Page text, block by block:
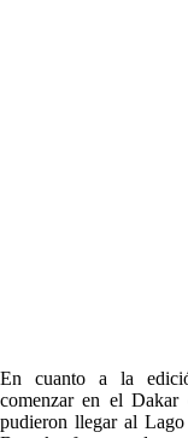
En cuanto a la
comenzar en el Dakar
pudieron llegar al